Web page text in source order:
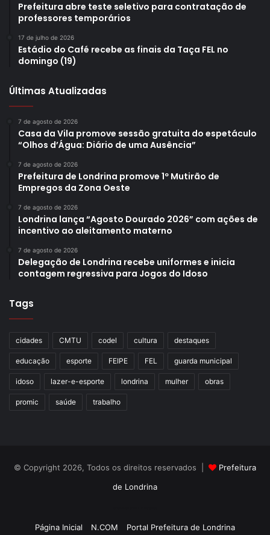
Prefeitura abre teste seletivo para contratação de
professores temporários
17 de julho de 2026
Estádio do Café recebe as finais da Taça FEL no
domingo (19)
Últimas Atualizadas
7 de agosto de 2026
Casa da Vila promove sessão gratuita do espetáculo
“Olhos d’Água: Diário de uma Ausência”
7 de agosto de 2026
Prefeitura de Londrina promove 1º Mutirão de
Empregos da Zona Oeste
7 de agosto de 2026
Londrina lança “Agosto Dourado 2026” com ações de
incentivo ao aleitamento materno
7 de agosto de 2026
Delegação de Londrina recebe uniformes e inicia
contagem regressiva para Jogos do Idoso
Tags
cidades CMTU codel cultura destaques
educação esporte FEIPE FEL guarda municipal
idoso lazer-e-esporte londrina mulher obras
promic saúde trabalho
© Copyright 2026, Todos os direitos reservados |
Prefeitura
de Londrina
Página Inicial N.COM Portal Prefeitura de Londrina